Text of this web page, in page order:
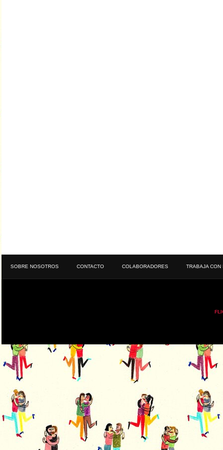
SOBRE NOSOTROS CONTACTO COLABORADORES TRABAJA CON